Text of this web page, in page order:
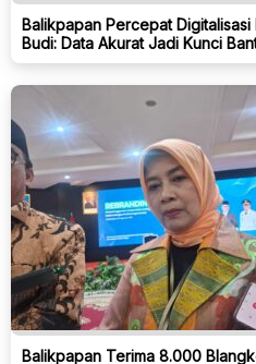
Balikpapan Percepat
Budi: Data Akurat Jadi Kunci
Balikpapan Terima 8.000